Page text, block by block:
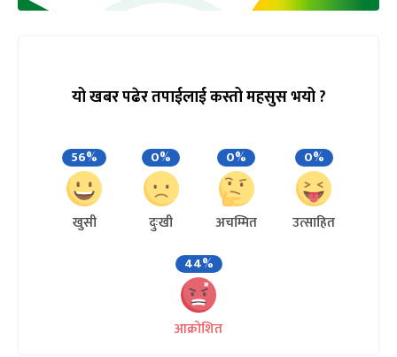
यो खबर पढेर तपाईलाई कस्तो महसुस भयो ?
56%
खुसी
0%
दुःखी
0%
अचम्मित
0%
उत्साहित
44%
आक्रोशित